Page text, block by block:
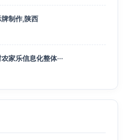
制作,陕西
家乐信息化整体···